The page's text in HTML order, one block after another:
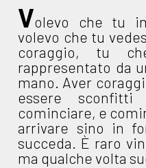
Volevo che tu
volevo che tu
coraggio, tu
rappresentato da
mano. Aver
essere
cominciare, e
arrivare sino in
succeda. È raro
ma qualche volta